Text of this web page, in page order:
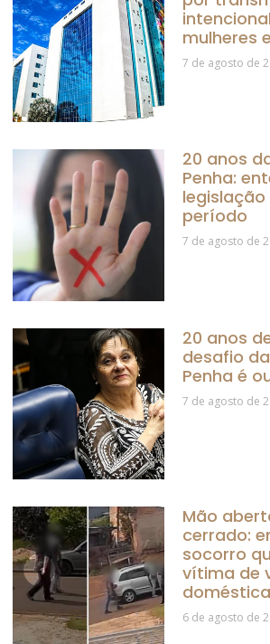
mulheres
7 de agosto de
20 anos
Penha:
legislação
período
7 de agosto de
20 anos
desafio
Penha é
7 de agosto de
Mão
cerrado:
socorro
vítima de
6 de agosto de